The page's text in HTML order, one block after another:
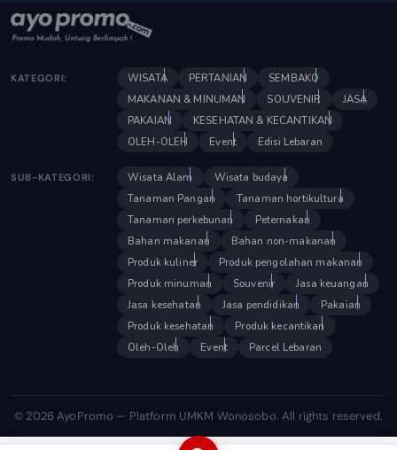
KATEGORI: WISATA PERTANIAN
SEMBAKO
MAKANAN & MINUMAN
SOUVENIR
JASA
PAKAIAN
KESEHATAN & KECANTIKAN
OLEH-OLEH
Event Edisi Lebaran
SUB-KATEGORI: Wisata Alam
Wisata budaya
Tanaman Pangan
Tanaman hortikultura
Tanaman perkebunan
Peternakan
Bahan makanan
Bahan non-makanan
Produk kuliner
Produk pengolahan makanan
Produk minuman
Souvenir
Jasa keuangan
Jasa kesehatan
Jasa pendidikan
Pakaian
Produk kesehatan
Produk kecantikan
Oleh-Oleh
Event Parcel Lebaran
© 2026 AyoPromo — Platform UMKM Wonosobo. All rights reserved.